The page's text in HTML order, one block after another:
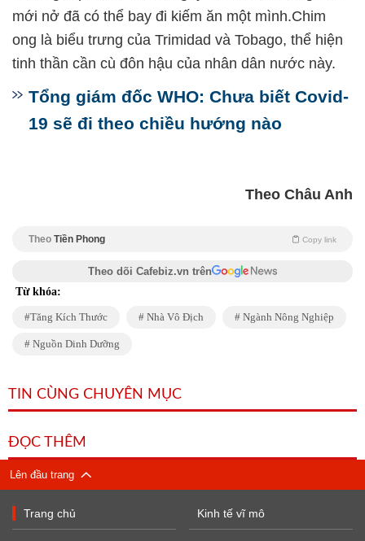
mới nở đã có thể bay đi kiếm ăn một mình.Chim
ong là biểu trưng của Trimidad và Tobago, thể hiện
tinh thần cần cù đôn hậu của nhân dân nước này.
Tổng giám đốc WHO: Chưa biết Covid-
19 sẽ đi theo chiều hướng nào
Theo Châu Anh
Theo Tiền Phong Copy link
Theo dõi Cafebiz.vn trên
Từ khóa:
Tăng Kích Thước Nhà Vô Địch Ngành Nông Nghiệp
Nguồn Dinh Dưỡng
TIN CÙNG CHUYÊN MỤC
ĐỌC THÊM
Lên đầu trang
Trang chủ Kinh tế vĩ mô